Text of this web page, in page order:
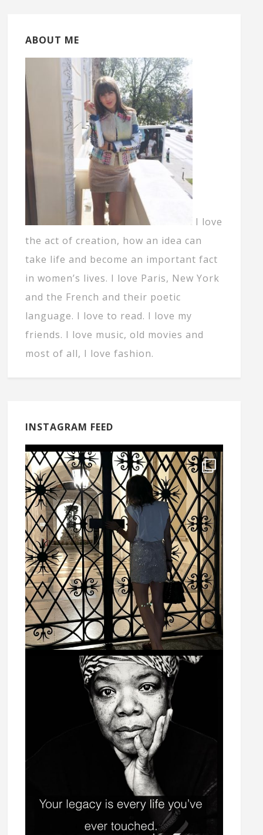
ABOUT ME
I love
the act of creation, how an idea can
take life and become an important fact
in women’s lives. I love Paris, New York
and the French and their poetic
language. I love to read. I love my
friends. I love music, old movies and
most of all, I love fashion.
INSTAGRAM FEED